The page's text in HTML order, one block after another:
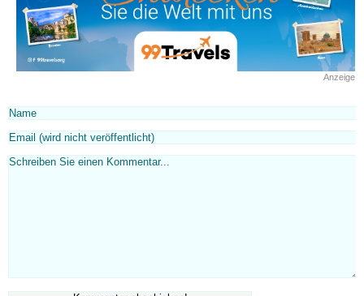
Anzeige